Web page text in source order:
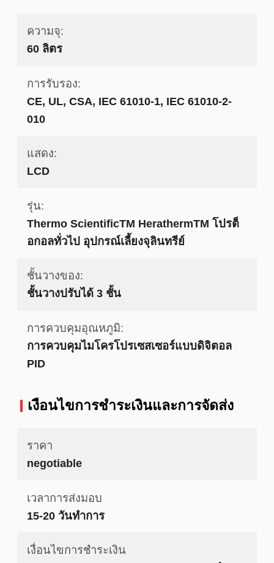
ความจุ:
60 ลิตร
การรับรอง:
CE, UL, CSA, IEC 61010-1, IEC 61010-2-
010
แสดง:
LCD
รุ่น:
Thermo ScientificTM HerathermTM โปรต็
อกอลทั่วไป อุปกรณ์เลี้ยงจุลินทรีย์
ชั้นวางของ:
ชั้นวางปรับได้ 3 ชั้น
การควบคุมอุณหภูมิ:
การควบคุมไมโครโปรเซสเซอร์แบบดิจิตอล
PID
เงื่อนไขการชําระเงินและการจัดส่ง
ราคา
negotiable
เวลาการส่งมอบ
15-20 วันทำการ
เงื่อนไขการชำระเงิน